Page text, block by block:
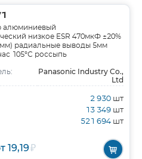
алюминиевый
низкое ESR 470мкФ ±20%
радиальные выводы 5мм
105°С россыпь
Panasonic Industry Co.,
Ltd
2 930 шт
13 349 шт
521 694 шт
19,19₽